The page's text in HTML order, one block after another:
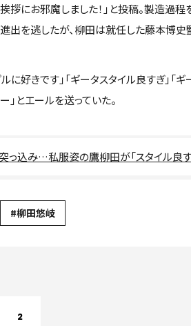
にお邪魔しました！」と投稿。製造過程
出を逃したが、柳田は就任した藤本博
に好きです」「ギータスタイル良すぎ」「
」とエールを送っていた。
っ込み…私服姿の鷹柳田が「スタイル良す
#柳田悠岐
2